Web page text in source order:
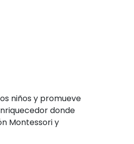
niños y promueve
donde
Montessori y